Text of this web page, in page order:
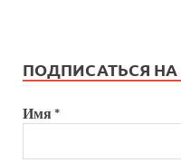
ПОДПИСАТЬСЯ
Имя*